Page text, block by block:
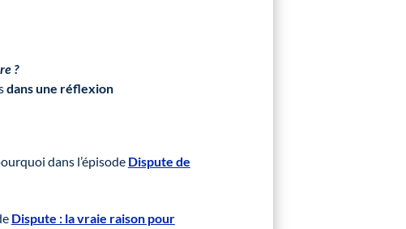
?
dans une réflexion
dans l’épisode Dispute de
Dispute : la vraie raison pour